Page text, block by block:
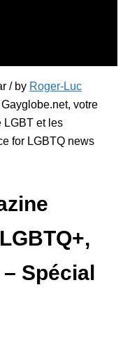
/ by Roger-Luc
votre
LGBT et les
for LGBTQ news
Spécial